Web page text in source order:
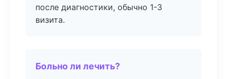
после диагностики, обычно 1-3
визита.
Больно ли лечить?